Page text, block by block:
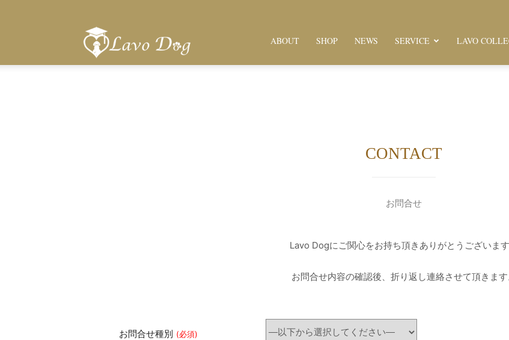
ABOUT SHOP NEWS SERVICE LAVO
CONTACT
お問合せ
Lavo Dogにご関心をお持ち頂きありがとうございます
お問合せ内容の確認後、折り返し連絡させて頂きます
お問合せ種別 (必須)